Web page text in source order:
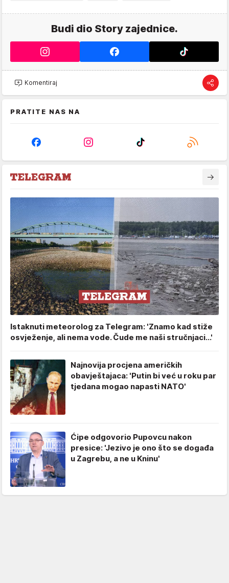
Budi dio Story zajednice.
Komentiraj
PRATITE NAS NA
Istaknuti meteorolog za Telegram: 'Znamo kad stiže
osvježenje, ali nema vode. Čude me naši stručnjaci...'
Najnovija procjena američkih
obavještajaca: 'Putin bi već u roku par
tjedana mogao napasti NATO'
Ćipe odgovorio Pupovcu nakon
presice: 'Jezivo je ono što se događa
u Zagrebu, a ne u Kninu'